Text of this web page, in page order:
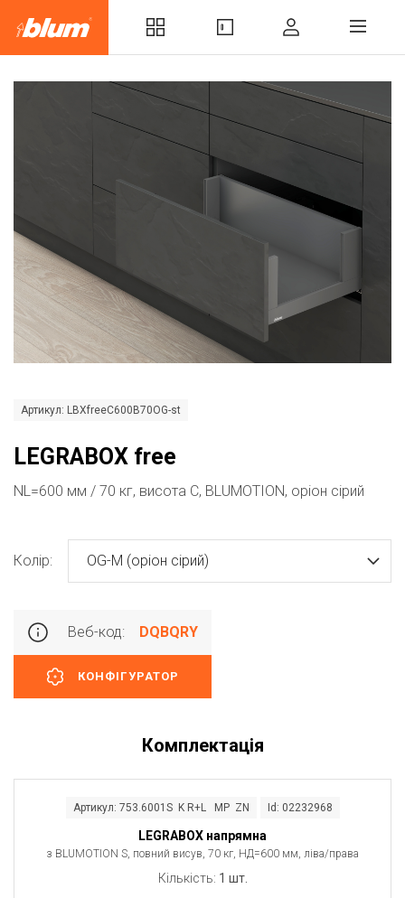
Артикул: LBXfreeC600B70OG-st
LEGRABOX free
NL=600 мм / 70 кг, висота C, BLUMOTION, оріон сірий
Колір: OG-M (оріон сірий)
Веб-код: DQBQRY
КОНФІГУРАТОР
Комплектація
Артикул: 753.6001S K R+L MP ZN Id: 02232968
LEGRABOX напрямна
з BLUMOTION S, повний висув, 70 кг, НД=600 мм, ліва/права
Кількість: 1 шт.